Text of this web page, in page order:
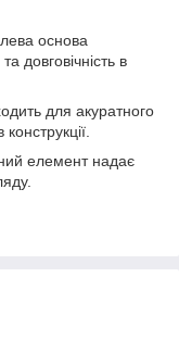
основа
довговічність в
для акуратного
елемент надає